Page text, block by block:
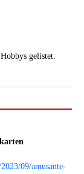
gelistet.